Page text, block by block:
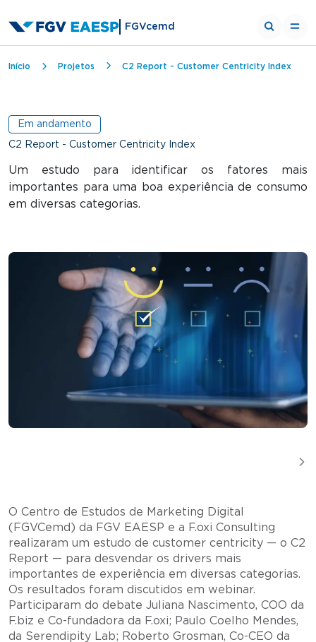
FGVcemd
Trilha de navegação
Início Projetos C2 Report - Customer Centricity Index
Em andamento
C2 Report - Customer Centricity Index
Um estudo para identificar os fatores mais
importantes para uma boa experiência de consumo
em diversas categorias.
O Centro de Estudos de Marketing Digital
(FGVCemd) da FGV EAESP e a F.oxi Consulting
realizaram um estudo de customer centricity — o C2
Report — para desvendar os drivers mais
importantes de experiência em diversas categorias.
Os resultados foram discutidos em webinar.
Participaram do debate Juliana Nascimento, COO da
F.biz e Co-fundadora da F.oxi; Paulo Coelho Mendes,
da Serendipity Lab; Roberto Grosman, Co-CEO da